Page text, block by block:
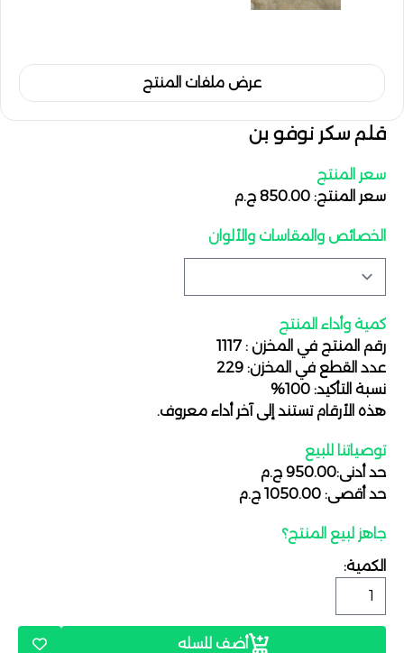
عرض ملفات المنتج
قلم سكر نوفو بن
سعر المنتج
سعر المنتج: 850.00 ج.م
الخصائص والمقاسات والألوان
كمية وأداء المنتج
رقم المنتج في المخزن : 1117
عدد القطع في المخزن: 229
نسبة التأكيد: 100%
هذه الأرقام تستند إلى آخر أداء معروف.
توصياتنا للبيع
حد أدنى:950.00 ج.م
حد أقصى: 1050.00 ج.م
جاهز لبيع المنتج؟
الكمية:
أضف للسله